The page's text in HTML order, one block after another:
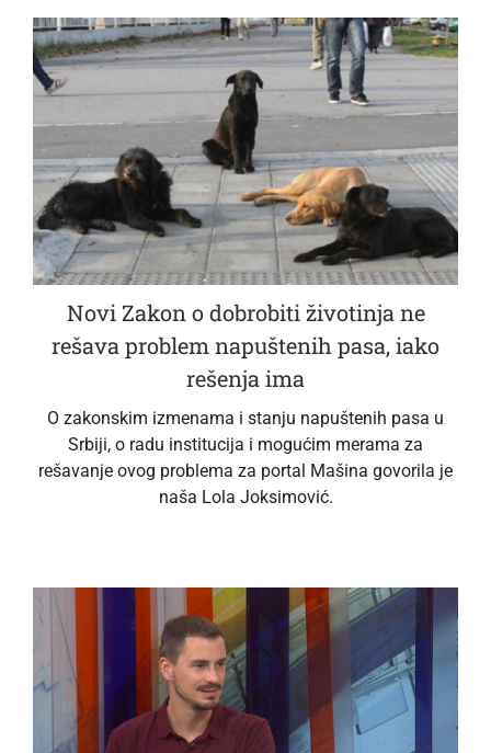
Novi Zakon o dobrobiti životinja ne
rešava problem napuštenih pasa, iako
rešenja ima
O zakonskim izmenama i stanju napuštenih pasa u
Srbiji, o radu institucija i mogućim merama za
rešavanje ovog problema za portal Mašina govorila je
naša Lola Joksimović.